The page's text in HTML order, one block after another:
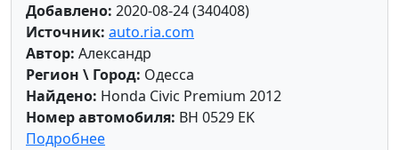
Добавлено: 2020-08-24 (340408)
Источник: auto.ria.com
Автор: Александр
Регион \ Город: Одесса
Найдено: Honda Civic Premium 2012
Номер автомобиля: BH 0529 EK
Подробнее